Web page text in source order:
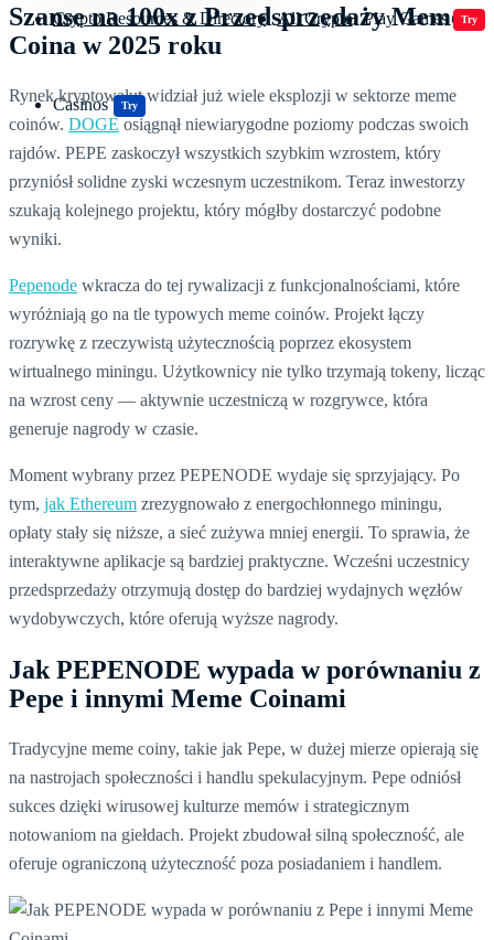
Crypto Resources & Directory All Crypto Play Games Try
Casinos Try
Szanse na 100x z Przedsprzedaży Meme
Coina w 2025 roku
Rynek kryptowalut widział już wiele eksplozji w sektorze meme
coinów. DOGE osiągnął niewiarygodne poziomy podczas swoich
rajdów. PEPE zaskoczył wszystkich szybkim wzrostem, który
przyniósł solidne zyski wczesnym uczestnikom. Teraz inwestorzy
szukają kolejnego projektu, który mógłby dostarczyć podobne
wyniki.
Pepenode wkracza do tej rywalizacji z funkcjonalnościami, które
wyróżniają go na tle typowych meme coinów. Projekt łączy
rozrywkę z rzeczywistą użytecznością poprzez ekosystem
wirtualnego miningu. Użytkownicy nie tylko trzymają tokeny, licząc
na wzrost ceny — aktywnie uczestniczą w rozgrywce, która
generuje nagrody w czasie.
Moment wybrany przez PEPENODE wydaje się sprzyjający. Po
tym, jak Ethereum zrezygnowało z energochłonnego miningu,
opłaty stały się niższe, a sieć zużywa mniej energii. To sprawia, że
interaktywne aplikacje są bardziej praktyczne. Wcześni uczestnicy
przedsprzedaży otrzymują dostęp do bardziej wydajnych węzłów
wydobywczych, które oferują wyższe nagrody.
Jak PEPENODE wypada w porównaniu z
Pepe i innymi Meme Coinami
Tradycyjne meme coiny, takie jak Pepe, w dużej mierze opierają się
na nastrojach społeczności i handlu spekulacyjnym. Pepe odniósł
sukces dzięki wirusowej kulturze memów i strategicznym
notowaniom na giełdach. Projekt zbudował silną społeczność, ale
oferuje ograniczoną użyteczność poza posiadaniem i handlem.